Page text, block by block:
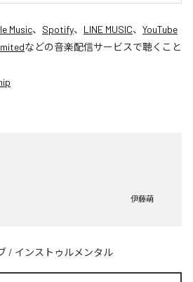
Music、 Spotify、 LINE MUSIC、 YouTube
などの音楽配信サービスで聴くこと
伊藤萌
/ インストゥルメンタル